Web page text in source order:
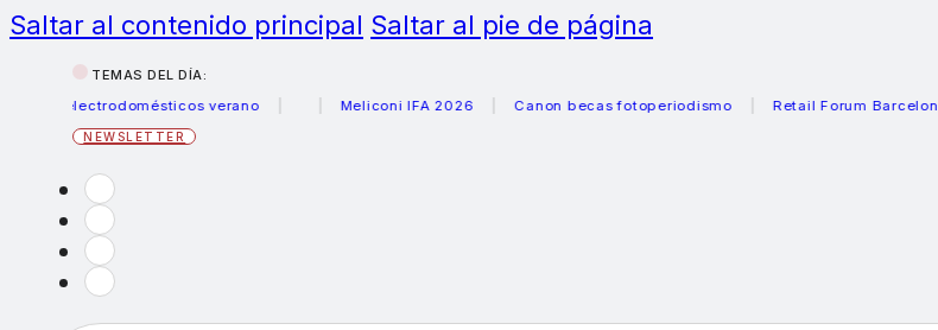
Saltar al contenido principal Saltar al pie de página
TEMAS DEL DÍA:
electrodomésticos verano
Meliconi IFA 2026 Canon becas fotoperiodismo Retail Forum Barcelona 2026
NEWSLETTER